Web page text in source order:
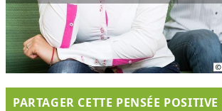
PARTAGER CETTE PENSÉE POSITIVE